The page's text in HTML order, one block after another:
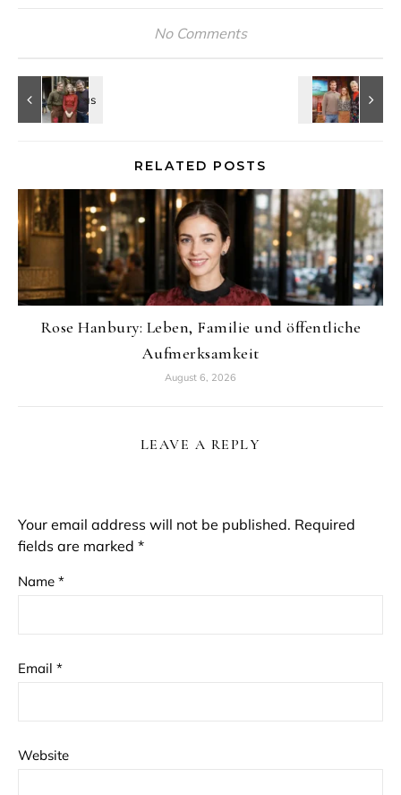
No Comments
RELATED POSTS
Rose Hanbury: Leben, Familie und öffentliche
Aufmerksamkeit
August 6, 2026
LEAVE A REPLY
Your email address will not be published. Required
fields are marked *
Name *
Email *
Website